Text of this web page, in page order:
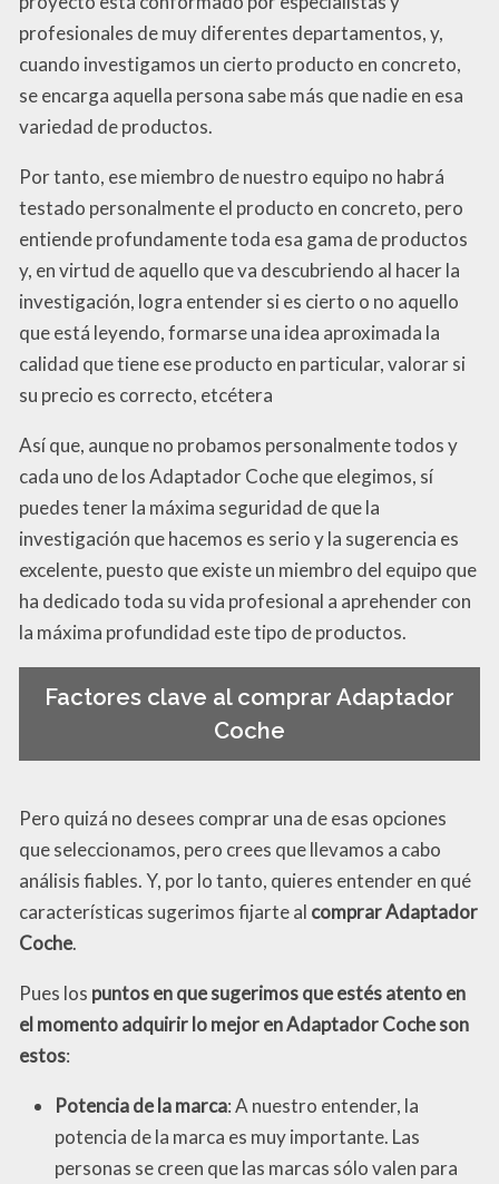
profesionales de muy diferentes departamentos, y,
cuando investigamos un cierto producto en concreto,
se encarga aquella persona sabe más que nadie en esa
variedad de productos.
Por tanto, ese miembro de nuestro equipo no habrá
testado personalmente el producto en concreto, pero
entiende profundamente toda esa gama de productos
y, en virtud de aquello que va descubriendo al hacer la
investigación, logra entender si es cierto o no aquello
que está leyendo, formarse una idea aproximada la
calidad que tiene ese producto en particular, valorar si
su precio es correcto, etcétera
Así que, aunque no probamos personalmente todos y
cada uno de los Adaptador Coche que elegimos, sí
puedes tener la máxima seguridad de que la
investigación que hacemos es serio y la sugerencia es
excelente, puesto que existe un miembro del equipo que
ha dedicado toda su vida profesional a aprehender con
la máxima profundidad este tipo de productos.
Factores clave al comprar Adaptador
Coche
Pero quizá no desees comprar una de esas opciones
que seleccionamos, pero crees que llevamos a cabo
análisis fiables. Y, por lo tanto, quieres entender en qué
características sugerimos fijarte al comprar Adaptador
Coche.
Pues los puntos en que sugerimos que estés atento en
el momento adquirir lo mejor en Adaptador Coche son
estos:
Potencia de la marca: A nuestro entender, la
potencia de la marca es muy importante. Las
personas se creen que las marcas sólo valen para